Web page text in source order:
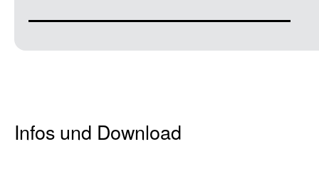
Infos und Download